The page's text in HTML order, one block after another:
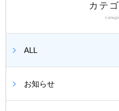
カテ
ALL
お知らせ